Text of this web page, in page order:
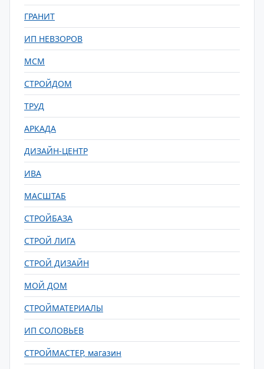
ГРАНИТ
ИП НЕВЗОРОВ
МСМ
СТРОЙДОМ
ТРУД
АРКАДА
ДИЗАЙН-ЦЕНТР
ИВА
МАСШТАБ
СТРОЙБАЗА
СТРОЙ ЛИГА
СТРОЙ ДИЗАЙН
МОЙ ДОМ
СТРОЙМАТЕРИАЛЫ
ИП СОЛОВЬЕВ
СТРОЙМАСТЕР, магазин